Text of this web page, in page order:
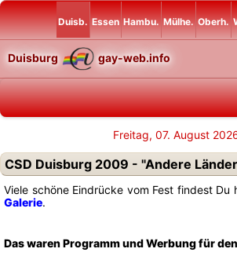
Duisb. Essen Hambu. Mülhe. Oberh.
Duisburg gay-web.info
Freitag, 07. August
CSD Duisburg 2009 - "Andere
Viele schöne Eindrücke vom Fest findest Du
Galerie.
Das waren Programm und Werbung für